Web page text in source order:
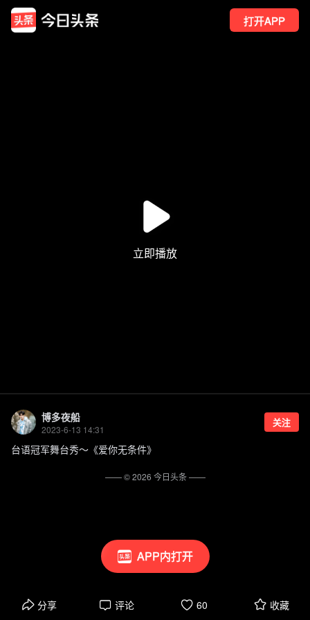
打开APP
APP内打开
博多夜船
2023-6-13 14:31
关注
台语冠军舞台秀～《爱你无条件》
分享 评论 60 收藏
—— ©2026 今日头条——